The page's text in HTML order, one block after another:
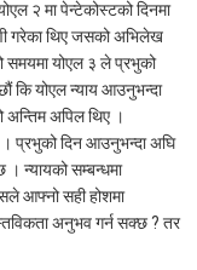
२ मा पेन्टेकोस्टको दिनमा
गरेका थिए जसको अभिलेख
समयमा योएल ३ ले प्रभुको
कि योएल न्याय आउनुभन्दा
अन्तिम अपिल थिए ।
। प्रभुको दिन आउनुभन्दा अघि
न्यायको सम्बन्धमा
आफ्नो सही होशमा
अनुभव गर्न सक्छ ? तर